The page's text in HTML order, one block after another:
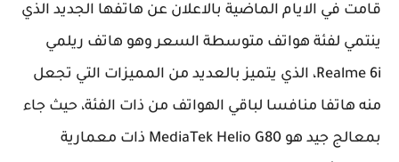
قامت في الايام الماضية بالاعلان عن هاتفها الجديد الذي
ينتمي لفئة هواتف متوسطة السعر وهو هاتف ريلمي
Realme 6i، الذي يتميز بالعديد من المميزات التي تجعل
منه هاتفا منافسا لباقي الهواتف من ذات الفئة، حيث جاء
بمعالج جيد هو MediaTek Helio G80 ذات معمارية